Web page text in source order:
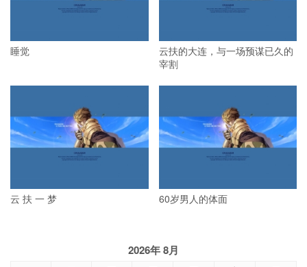
睡觉
云扶的大连，与一场预谋已久的
宰割
云 扶 一 梦 60岁男人的体面
2026年 8月